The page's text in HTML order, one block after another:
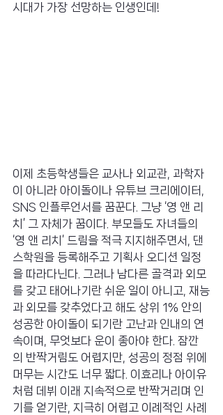
시대가 가장 선망하는 인생인데!
이제 초등학생들은 교사나 외교관, 과학자
이 아니라 아이돌이나 유튜브 크리에이터,
SNS 인플루언서를 꿈꾼다. 그냥 ‘영 앤 리
치’ 그 자체가 꿈이다. 부모들도 자녀들의
‘영 앤 리치’ 드림을 적극 지지해주면서, 댄
스학원을 등록해주고 기획사 오디션 일정
을 따라다닌다. 그러나 남다른 골격과 외모
를 갖고 태어나기란 쉬운 일이 아니고, 재능
과 외모를 갖추었다고 해도 상위 1% 안의
성공한 아이돌이 되기란 고난과 인내의 연
속이며, 무엇보다 운이 좋아야 한다. 잠깐
의 반짝거림도 어렵지만, 성공의 정점 위에
머무는 시간도 너무 짧다. 이효리나 아이유
처럼 데뷔 이래 지속적으로 반짝거리며 인
기를 얻기란, 지극히 어렵고 이례적인 사례